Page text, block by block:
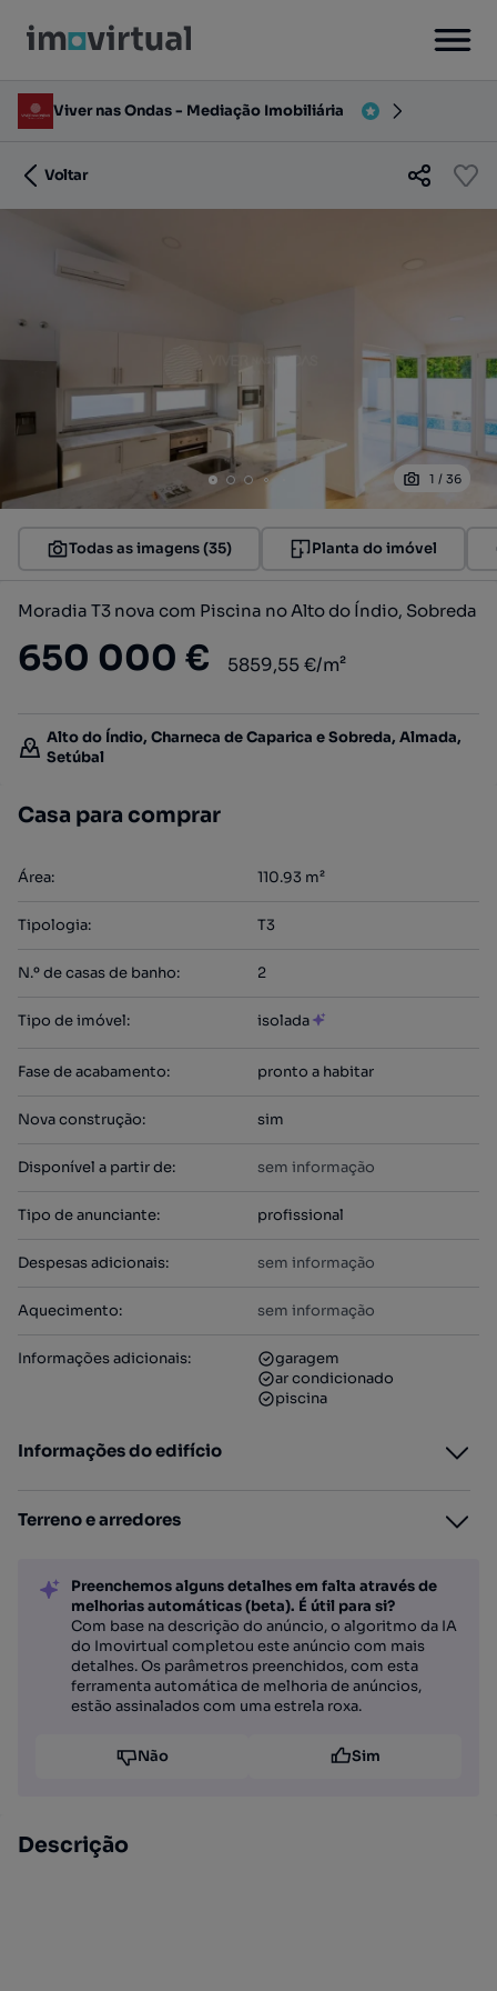
Viver nas Ondas - Mediação Imobiliária
Voltar
1 / 36
Todas as imagens (35) Planta do imóvel
Moradia T3 nova com Piscina no Alto do Índio, Sobreda
650 000 € 5859,55 €/m²
Alto do Índio, Charneca de Caparica e Sobreda, Almada,
Setúbal
Casa para comprar
Área: 110.93 m²
Tipologia: T3
N.º de casas de banho: 2
Tipo de imóvel: isolada
Fase de acabamento: pronto a habitar
Nova construção: sim
Disponível a partir de: sem informação
Tipo de anunciante: profissional
Despesas adicionais: sem informação
Aquecimento: sem informação
Informações adicionais:
garagem
ar condicionado
piscina
Informações do edifício
Terreno e arredores
Preenchemos alguns detalhes em falta através de
melhorias automáticas (beta). É útil para si?
Com base na descrição do anúncio, o algoritmo da IA
do Imovirtual completou este anúncio com mais
detalhes. Os parâmetros preenchidos, com esta
ferramenta automática de melhoria de anúncios,
estão assinalados com uma estrela roxa.
Não Sim
Descrição